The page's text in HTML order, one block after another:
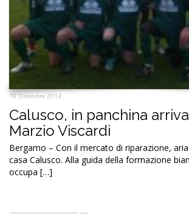
19 Dicembre 2014
Calusco, in panchina
Marzio Viscardi
Bergamo – Con il mercato di riparazione,
casa Calusco. Alla guida della formazione
occupa […]